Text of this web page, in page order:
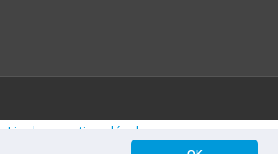
Lire les mentions légales